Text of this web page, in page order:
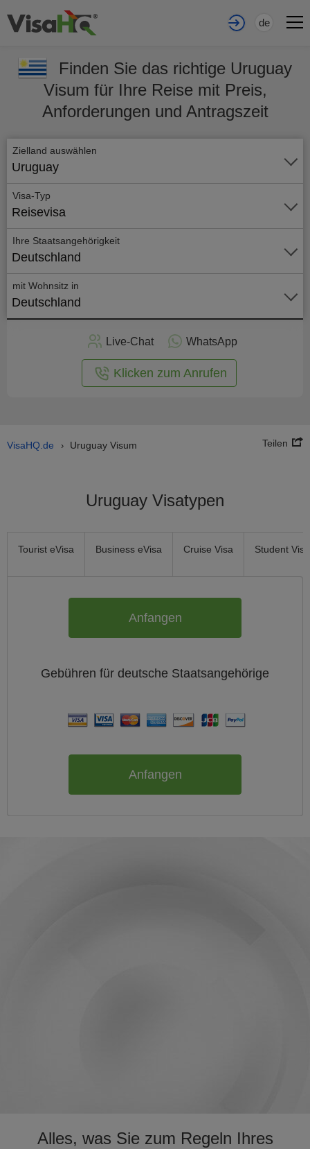
de
Finden Sie das richtige Uruguay
Visum für Ihre Reise mit Preis,
Anforderungen und Antragszeit
Zielland auswählen
Uruguay
Visa-Typ
Reisevisa
Ihre Staatsangehörigkeit
Deutschland
mit Wohnsitz in
Deutschland
Live-Chat WhatsApp
Klicken zum Anrufen
VisaHQ.de › Uruguay Visum Teilen
Uruguay Visatypen
Tourist eVisa Business eVisa Cruise Visa Student Visa
Anfangen
Gebühren für deutsche Staatsangehörige
Anfangen
Alles, was Sie zum Regeln Ihres